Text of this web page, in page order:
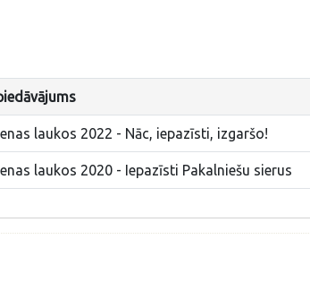
laukos 2022 - Nāc, iepazīsti, izgaršo!
laukos 2020 - Iepazīsti Pakalniešu sierus